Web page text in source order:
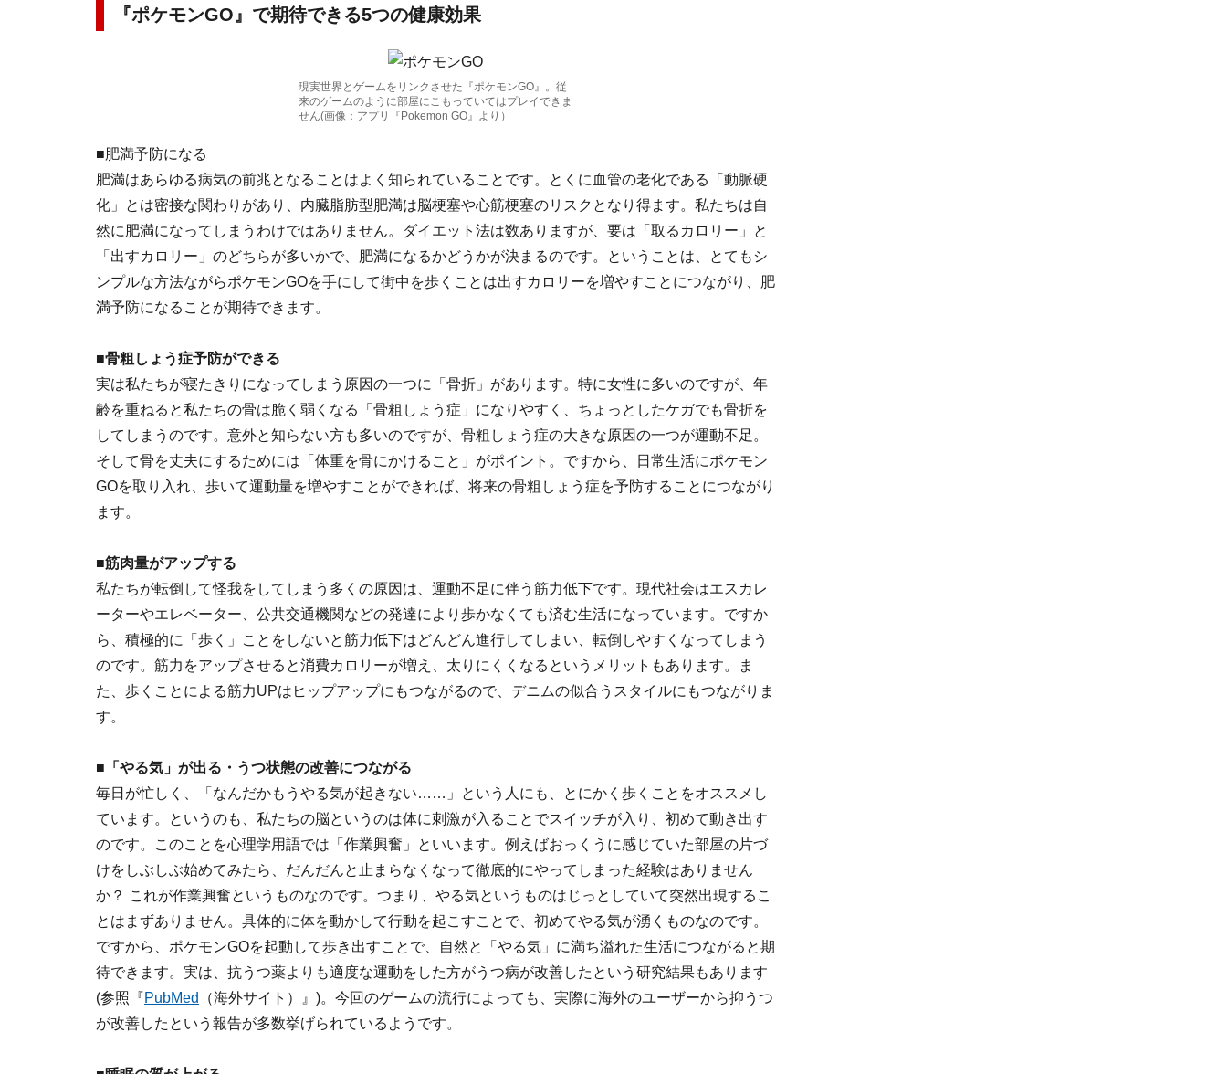
『ポケモンGO』で期待できる5つの健康効果
現実世界とゲームをリンクさせた『ポケモンGO』。従
来のゲームのように部屋にこもっていてはプレイできま
せん(画像：アプリ『Pokemon GO』より）
■肥満予防になる
肥満はあらゆる病気の前兆となることはよく知られていることです。とくに血管の老化である「動脈硬
化」とは密接な関わりがあり、内臓脂肪型肥満は脳梗塞や心筋梗塞のリスクとなり得ます。私たちは自
然に肥満になってしまうわけではありません。ダイエット法は数ありますが、要は「取るカロリー」と
「出すカロリー」のどちらが多いかで、肥満になるかどうかが決まるのです。ということは、とてもシ
ンプルな方法ながらポケモンGOを手にして街中を歩くことは出すカロリーを増やすことにつながり、肥
満予防になることが期待できます。
■骨粗しょう症予防ができる
実は私たちが寝たきりになってしまう原因の一つに「骨折」があります。特に女性に多いのですが、年
齢を重ねると私たちの骨は脆く弱くなる「骨粗しょう症」になりやすく、ちょっとしたケガでも骨折を
してしまうのです。意外と知らない方も多いのですが、骨粗しょう症の大きな原因の一つが運動不足。
そして骨を丈夫にするためには「体重を骨にかけること」がポイント。ですから、日常生活にポケモン
GOを取り入れ、歩いて運動量を増やすことができれば、将来の骨粗しょう症を予防することにつながり
ます。
■筋肉量がアップする
私たちが転倒して怪我をしてしまう多くの原因は、運動不足に伴う筋力低下です。現代社会はエスカレ
ーターやエレベーター、公共交通機関などの発達により歩かなくても済む生活になっています。ですか
ら、積極的に「歩く」ことをしないと筋力低下はどんどん進行してしまい、転倒しやすくなってしまう
のです。筋力をアップさせると消費カロリーが増え、太りにくくなるというメリットもあります。ま
た、歩くことによる筋力UPはヒップアップにもつながるので、デニムの似合うスタイルにもつながりま
す。
■「やる気」が出る・うつ状態の改善につながる
毎日が忙しく、「なんだかもうやる気が起きない……」という人にも、とにかく歩くことをオススメし
ています。というのも、私たちの脳というのは体に刺激が入ることでスイッチが入り、初めて動き出す
のです。このことを心理学用語では「作業興奮」といいます。例えばおっくうに感じていた部屋の片づ
けをしぶしぶ始めてみたら、だんだんと止まらなくなって徹底的にやってしまった経験はありません
か？ これが作業興奮というものなのです。つまり、やる気というものはじっとしていて突然出現するこ
とはまずありません。具体的に体を動かして行動を起こすことで、初めてやる気が湧くものなのです。
ですから、ポケモンGOを起動して歩き出すことで、自然と「やる気」に満ち溢れた生活につながると期
待できます。実は、抗うつ薬よりも適度な運動をした方がうつ病が改善したという研究結果もあります
(参照『PubMed
（海外サイト）』)。今回のゲームの流行によっても、実際に海外のユーザーから抑うつ
が改善したという報告が多数挙げられているようです。